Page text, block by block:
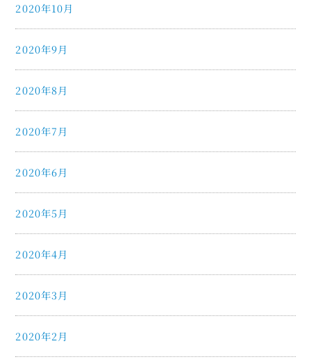
2020年10月
2020年9月
2020年8月
2020年7月
2020年6月
2020年5月
2020年4月
2020年3月
2020年2月